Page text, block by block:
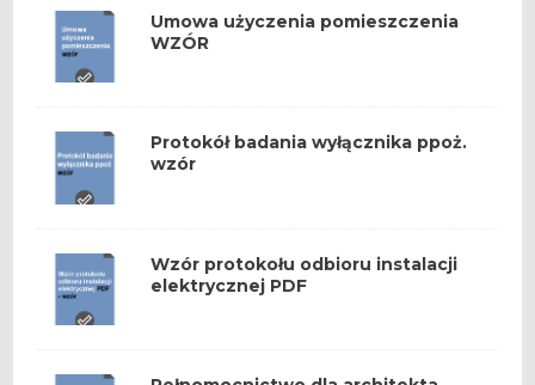
Umowa użyczenia pomieszczenia
WZÓR
Protokół badania wyłącznika ppoż.
wzór
Wzór protokołu odbioru instalacji
elektrycznej PDF